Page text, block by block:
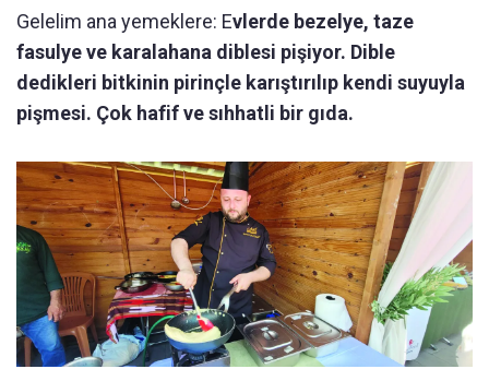
Gelelim ana yemeklere: Evlerde bezelye, taze
fasulye ve karalahana diblesi pişiyor. Dible
dedikleri bitkinin pirinçle karıştırılıp kendi suyuyla
pişmesi. Çok hafif ve sıhhatli bir gıda.